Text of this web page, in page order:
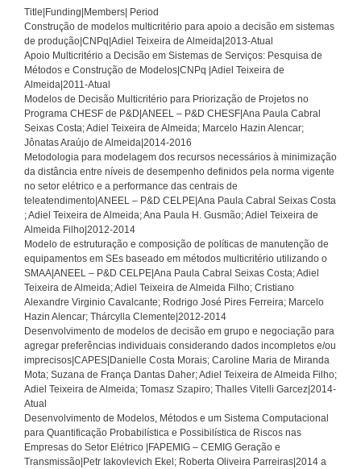
Title|Funding|Members| Period
Construção de modelos multicritério para apoio a decisão em sistemas
de produção|CNPq|Adiel Teixeira de Almeida|2013-Atual
Apoio Multicritério a Decisão em Sistemas de Serviços: Pesquisa de
Métodos e Construção de Modelos|CNPq |Adiel Teixeira de
Almeida|2011-Atual
Modelos de Decisão Multicritério para Priorização de Projetos no
Programa CHESF de P&D|ANEEL – P&D CHESF|Ana Paula Cabral
Seixas Costa; Adiel Teixeira de Almeida; Marcelo Hazin Alencar;
Jônatas Araújo de Almeida|2014-2016
Metodologia para modelagem dos recursos necessários à minimização
da distância entre níveis de desempenho definidos pela norma vigente
no setor elétrico e a performance das centrais de
teleatendimento|ANEEL – P&D CELPE|Ana Paula Cabral Seixas Costa
; Adiel Teixeira de Almeida; Ana Paula H. Gusmão; Adiel Teixeira de
Almeida Filho|2012-2014
Modelo de estruturação e composição de políticas de manutenção de
equipamentos em SEs baseado em métodos multicritério utilizando o
SMAA|ANEEL – P&D CELPE|Ana Paula Cabral Seixas Costa; Adiel
Teixeira de Almeida; Adiel Teixeira de Almeida Filho; Cristiano
Alexandre Virginio Cavalcante; Rodrigo José Pires Ferreira; Marcelo
Hazin Alencar; Thárcylla Clemente|2012-2014
Desenvolvimento de modelos de decisão em grupo e negociação para
agregar preferências individuais considerando dados incompletos e/ou
imprecisos|CAPES|Danielle Costa Morais; Caroline Maria de Miranda
Mota; Suzana de França Dantas Daher; Adiel Teixeira de Almeida Filho;
Adiel Teixeira de Almeida; Tomasz Szapiro; Thalles Vitelli Garcez|2014-
Atual
Desenvolvimento de Modelos, Métodos e um Sistema Computacional
para Quantificação Probabilística e Possibilística de Riscos nas
Empresas do Setor Elétrico |FAPEMIG – CEMIG Geração e
Transmissão|Petr Iakovlevich Ekel; Roberta Oliveira Parreiras|2014 a